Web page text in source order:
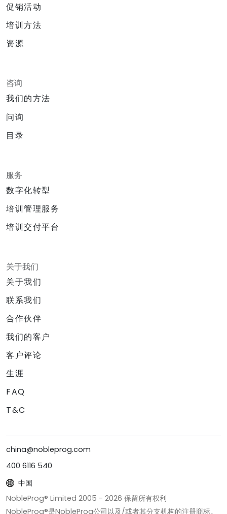
促销活动
培训方法
资源
咨询
我们的方法
问询
目录
服务
数字化转型
培训管理服务
培训交付平台
关于我们
关于我们
联系我们
合作伙伴
我们的客户
客户评论
生涯
FAQ
T&C
china@nobleprog.com
400 6116 540
中国
NobleProg® Limited 2005 - 2026 保留所有权利
NobleProg®是NobleProg公司以及/或者其分支机构的注册商标。